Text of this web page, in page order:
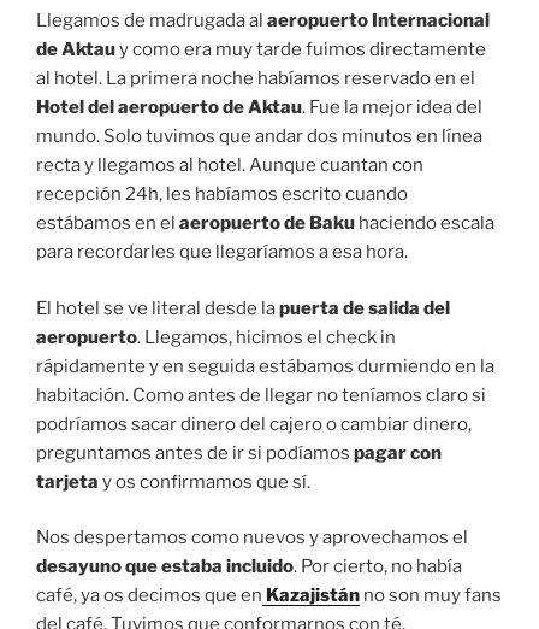
Llegamos de madrugada al aeropuerto Internacional
de Aktauy como era muy tarde fuimos directamente
al hotel. La primera noche habíamos reservado en el
Hotel del aeropuerto de Aktau. Fue la mejor idea del
mundo. Solo tuvimos que andar dos minutos en línea
recta y llegamos al hotel. Aunque cuantan con
recepción 24h, les habíamos escrito cuando
estábamos en el aeropuerto de Baku haciendo escala
para recordarles que llegaríamos a esa hora.
El hotel se ve literal desde lapuerta de salida del
aeropuerto. Llegamos, hicimos el check in
rápidamente y en seguida estábamos durmiendo en la
habitación. Como antes de llegar no teníamos claro si
podríamos sacar dinero del cajero o cambiar dinero,
preguntamos antes de ir si podíamos pagar con
tarjeta y os confirmamos que sí.
Nos despertamos como nuevos y aprovechamos el
desayuno que estaba incluido. Por cierto, no había
café, ya os decimos que en Kazajistán no son muy fans
del café. Tuvimos que conformarnos con té.